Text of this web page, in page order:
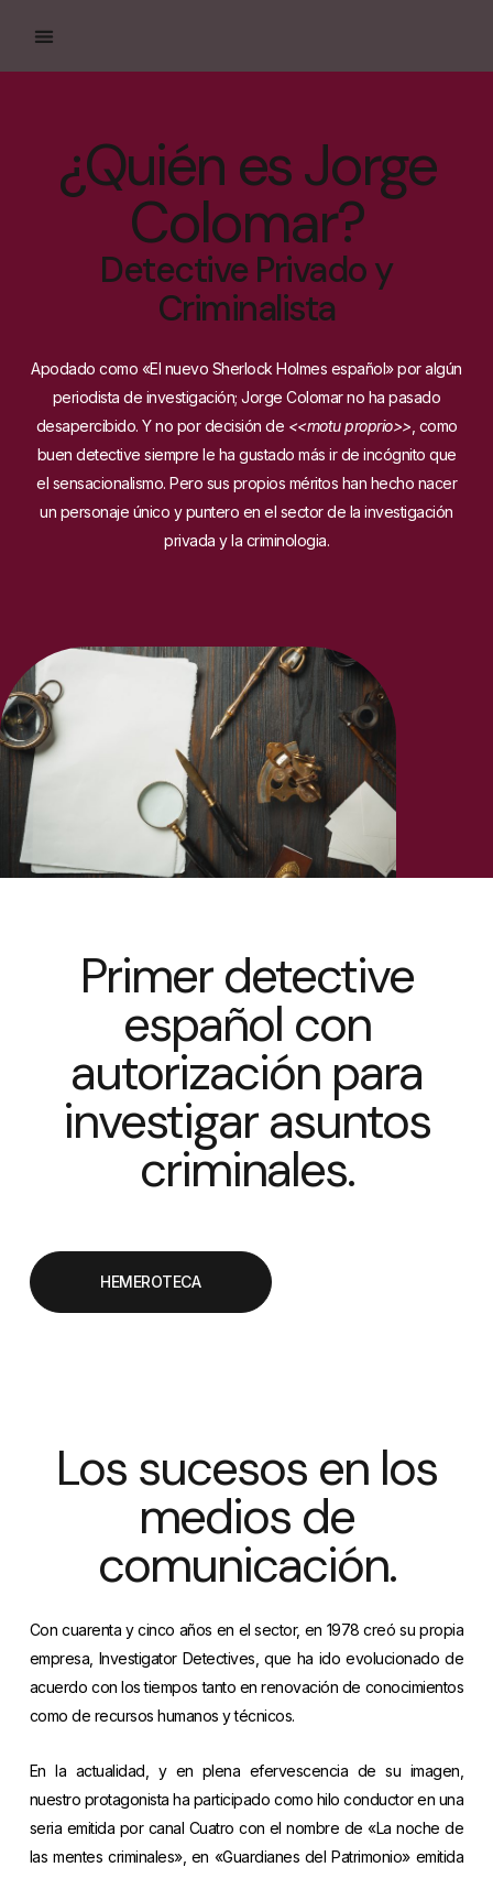
¿Quién es Jorge
Colomar?
Detective Privado y
Criminalista
Apodado como «El nuevo Sherlock Holmes español» por algún
periodista de investigación; Jorge Colomar no ha pasado
desapercibido. Y no por decisión de <<motu proprio>> , como
buen detective siempre le ha gustado más ir de incógnito que
el sensacionalismo. Pero sus propios méritos han hecho nacer
un personaje único y puntero en el sector de la investigación
privada y la criminologia.
Primer detective
español con
autorización para
investigar asuntos
criminales.
HEMEROTECA
Los sucesos en los
medios de
comunicación.
Con cuarenta y cinco años en el sector, en 1978 creó su propia
empresa, Investigator Detectives, que ha ido evolucionado de
acuerdo con los tiempos tanto en renovación de conocimientos
como de recursos humanos y técnicos.
En la actualidad, y en plena efervescencia de su imagen,
nuestro protagonista ha participado como hilo conductor en una
seria emitida por canal Cuatro con el nombre de «La noche de
las mentes criminales», en «Guardianes del Patrimonio» emitida